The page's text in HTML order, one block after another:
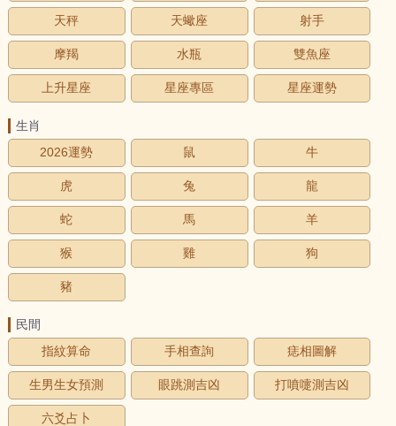
天秤 天蠍座 射手
摩羯 水瓶 雙魚座
上升星座 星座專區 星座運勢
生肖
2026運勢
鼠 牛
虎 兔 龍
蛇 馬 羊
猴 雞 狗
豬
民間
指紋算命
手相查詢 痣相圖解
生男生女預測 眼跳測吉凶 打噴嚏測吉凶
六爻占卜